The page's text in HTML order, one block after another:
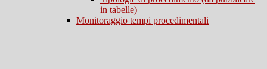
in tabelle)
Monitoraggio tempi procedimentali